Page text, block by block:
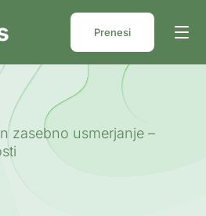
Prenesi
zasebno usmerjanje –